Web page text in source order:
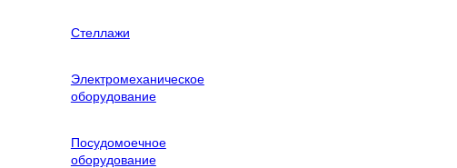
Стеллажи
Электромеханическое
оборудование
Посудомоечное
оборудование